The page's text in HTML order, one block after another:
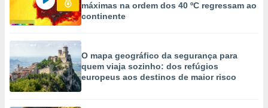
máximas na ordem dos 40 ºC regressam ao
continente
O mapa geográfico da segurança para
quem viaja sozinho: dos refúgios
europeus aos destinos de maior risco